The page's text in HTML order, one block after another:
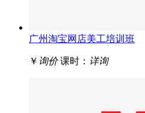
广州淘宝网店美工培训班
￥ 询价 课时： 详询